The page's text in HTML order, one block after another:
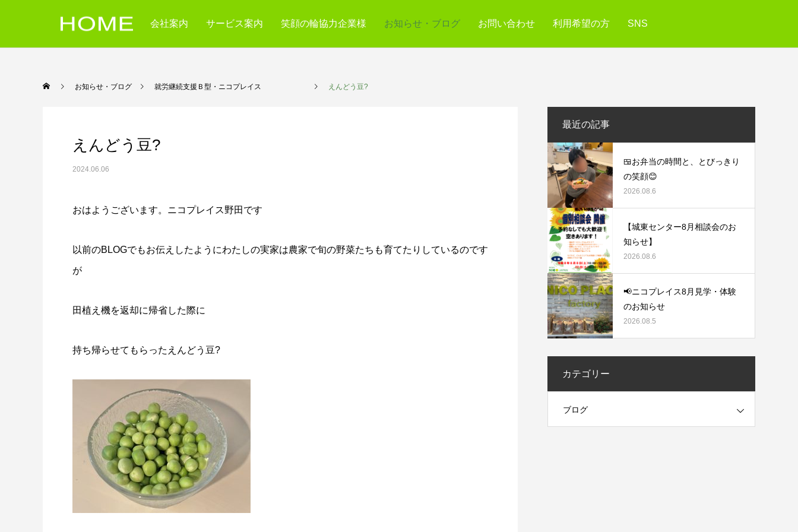
会社案内 サービス案内 笑顔の輪協力企業様 お知らせ・ブログ お問い合わせ 利用希望の方 SNS
お知らせ・ブログ 就労継続支援Ｂ型・ニコプレイス えんどう豆?
えんどう豆?
2024.06.06
おはようございます。ニコプレイス野田です
以前のBLOGでもお伝えしたようにわたしの実家は農家で旬の野菜たちも育てたりしているのです
が
田植え機を返却に帰省した際に
持ち帰らせてもらったえんどう豆?
最近の記事
🍱お弁当の時間と、とびっきり
の笑顔😊
2026.08.6
【城東センター8月相談会のお
知らせ】
2026.08.6
📢ニコプレイス8月見学・体験
のお知らせ
2026.08.5
カテゴリー
ブログ